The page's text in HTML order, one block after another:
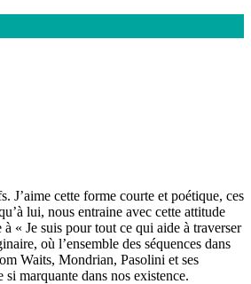
J’aime cette forme courte et poétique, ces
lui, nous entraine avec cette attitude
« Je suis pour tout ce qui aide à traverser
où l’ensemble des séquences dans
Waits, Mondrian, Pasolini et ses
marquante dans nos existence.